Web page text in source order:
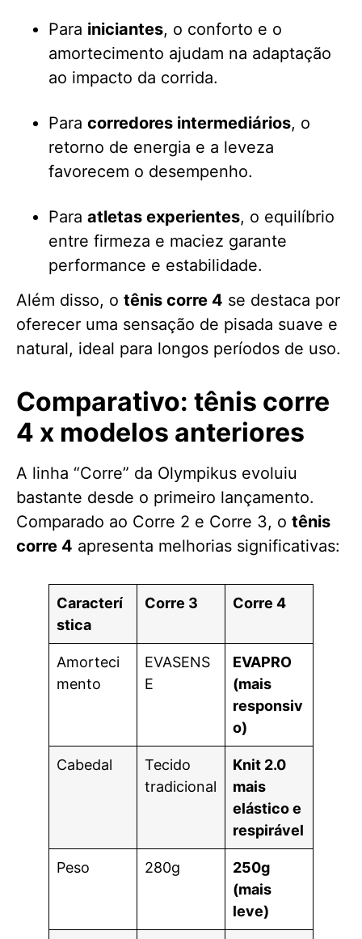
Para iniciantes, o conforto e o
amortecimento ajudam na adaptação
ao impacto da corrida.
Para corredores intermediários, o
retorno de energia e a leveza
favorecem o desempenho.
Para atletas experientes, o equilíbrio
entre firmeza e maciez garante
performance e estabilidade.
Além disso, o tênis corre 4 se destaca por
oferecer uma sensação de pisada suave e
natural, ideal para longos períodos de uso.
Comparativo: tênis corre
4 x modelos anteriores
A linha “Corre” da Olympikus evoluiu
bastante desde o primeiro lançamento.
Comparado ao Corre 2 e Corre 3, o tênis
corre 4 apresenta melhorias significativas:
Caracterí
stica
Corre 3 Corre 4
Amorteci
mento
EVASENS
E
EVAPRO
(mais
responsiv
o)
Cabedal
Tecido
tradicional
Knit 2.0
mais
elástico e
respirável
Peso 280g
250g
(mais
leve)